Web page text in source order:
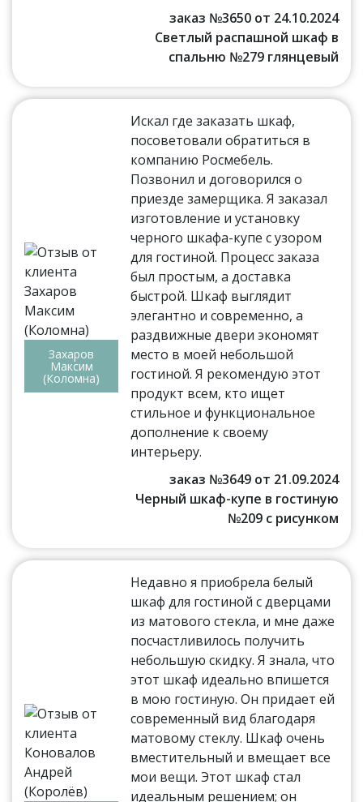
заказ №3650 от 24.10.2024
Светлый распашной шкаф в
спальню №279 глянцевый
Захаров
Максим
(Коломна)
Искал где заказать шкаф,
посоветовали обратиться в
компанию Росмебель.
Позвонил и договорился о
приезде замерщика. Я заказал
изготовление и установку
черного шкафа-купе с узором
для гостиной. Процесс заказа
был простым, а доставка
быстрой. Шкаф выглядит
элегантно и современно, а
раздвижные двери экономят
место в моей небольшой
гостиной. Я рекомендую этот
продукт всем, кто ищет
стильное и функциональное
дополнение к своему
интерьеру.
заказ №3649 от 21.09.2024
Черный шкаф-купе в гостиную
№209 с рисунком
Недавно я приобрела белый
шкаф для гостиной с дверцами
из матового стекла, и мне даже
посчастливилось получить
небольшую скидку. Я знала, что
этот шкаф идеально впишется
в мою гостиную. Он придает ей
современный вид благодаря
матовому стеклу. Шкаф очень
вместительный и вмещает все
мои вещи. Этот шкаф стал
идеальным решением; он